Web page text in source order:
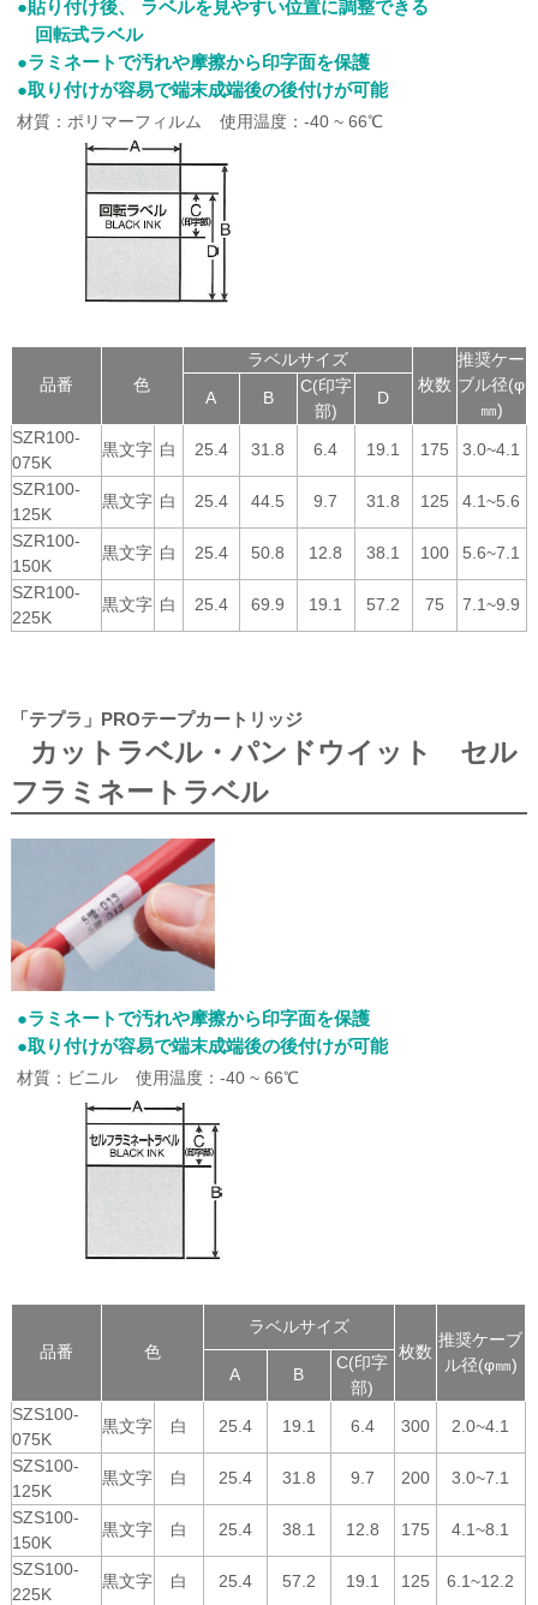
●貼り付け後、 ラベルを見やすい位置に調整できる
回転式ラベル
●ラミネートで汚れや摩擦から印字面を保護
●取り付けが容易で端末成端後の後付けが可能
材質：ポリマーフィルム 使用温度：-40 ~ 66℃
品番 色
ラベルサイズ
枚数
推奨ケー
ブル径(φ
㎜)
A B
C(印字
部)
D
SZR100-
075K
黒文字 白 25.4 31.8 6.4 19.1 175 3.0~4.1
SZR100-
125K
黒文字 白 25.4 44.5 9.7 31.8 125 4.1~5.6
SZR100-
150K
黒文字 白 25.4 50.8 12.8 38.1 100 5.6~7.1
SZR100-
225K
黒文字 白 25.4 69.9 19.1 57.2 75 7.1~9.9
「テプラ」PROテープカートリッジ
カットラベル・パンドウイット セル
フラミネートラベル
●ラミネートで汚れや摩擦から印字面を保護
●取り付けが容易で端末成端後の後付けが可能
材質：ビニル 使用温度：-40 ~ 66℃
品番 色
ラベルサイズ
枚数
推奨ケーブ
ル径(φ㎜)
A B
C(印字
部)
SZS100-
075K
黒文字 白 25.4 19.1 6.4 300 2.0~4.1
SZS100-
125K
黒文字 白 25.4 31.8 9.7 200 3.0~7.1
SZS100-
150K
黒文字 白 25.4 38.1 12.8 175 4.1~8.1
SZS100-
225K
黒文字 白 25.4 57.2 19.1 125 6.1~12.2